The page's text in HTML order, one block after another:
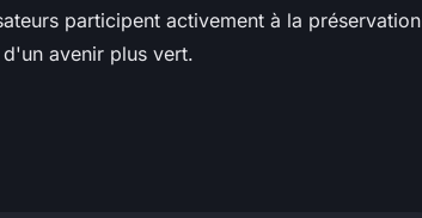
participent activement à la préservation
avenir plus vert.